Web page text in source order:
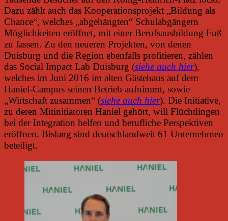
Dazu zählt auch das Kooperationsprojekt „Bildung als
Chance“, welches „abgehängten“ Schulabgängern
Möglichkeiten eröffnet, mit einer Berufsausbildung Fuß
zu fassen. Zu den neueren Projekten, von denen
Duisburg und die Region ebenfalls profitieren, zählen
das Social Impact Lab Duisburg (siehe auch hier),
welches im Juni 2016 im alten Gästehaus auf dem
Haniel-Campus seinen Betrieb aufnimmt, sowie
„Wirtschaft zusammen“ (siehe auch hier). Die Initiative,
zu deren Mitinitiatoren Haniel gehört, will Flüchtlingen
bei der Integration helfen und berufliche Perspektiven
eröffnen. Bislang sind deutschlandweit 61 Unternehmen
beteiligt.